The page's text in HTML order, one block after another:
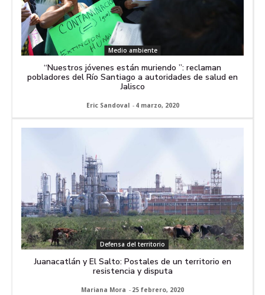
Medio ambiente
“Nuestros jóvenes están muriendo ”: reclaman
pobladores del Río Santiago a autoridades de salud en
Jalisco
Eric Sandoval - 4 marzo, 2020
Defensa del territorio
Juanacatlán y El Salto: Postales de un territorio en
resistencia y disputa
Mariana Mora - 25 febrero, 2020